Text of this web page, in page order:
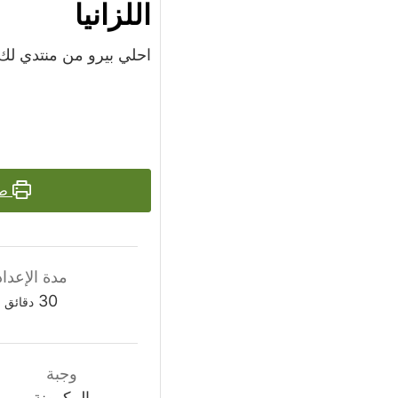
اللزانيا
احلي بيرو من منتدي
مدة
30دقائق
دقائق
وجبة